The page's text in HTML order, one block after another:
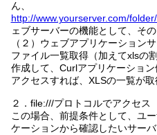
ん、
http://www.yourserver.com/
ェブサーバーの機能として、そ
（２）ウェブアプリケーション
ファイル一覧取得（加えてxlsの
作成して、Curlアプリケーショ
アクセスすれば、XLSの一覧が取
２．file:///プロトコルでアクセス
この場合、前提条件として、ユ
ケーションから確認したいサー